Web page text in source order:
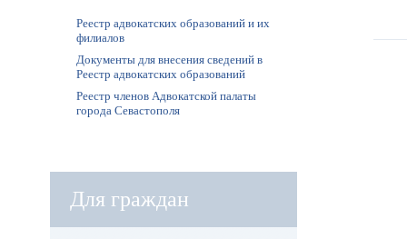
Реестр адвокатских образований и их
филиалов
Документы для внесения сведений в
Реестр адвокатских образований
Реестр членов Адвокатской палаты
города Севастополя
Для граждан